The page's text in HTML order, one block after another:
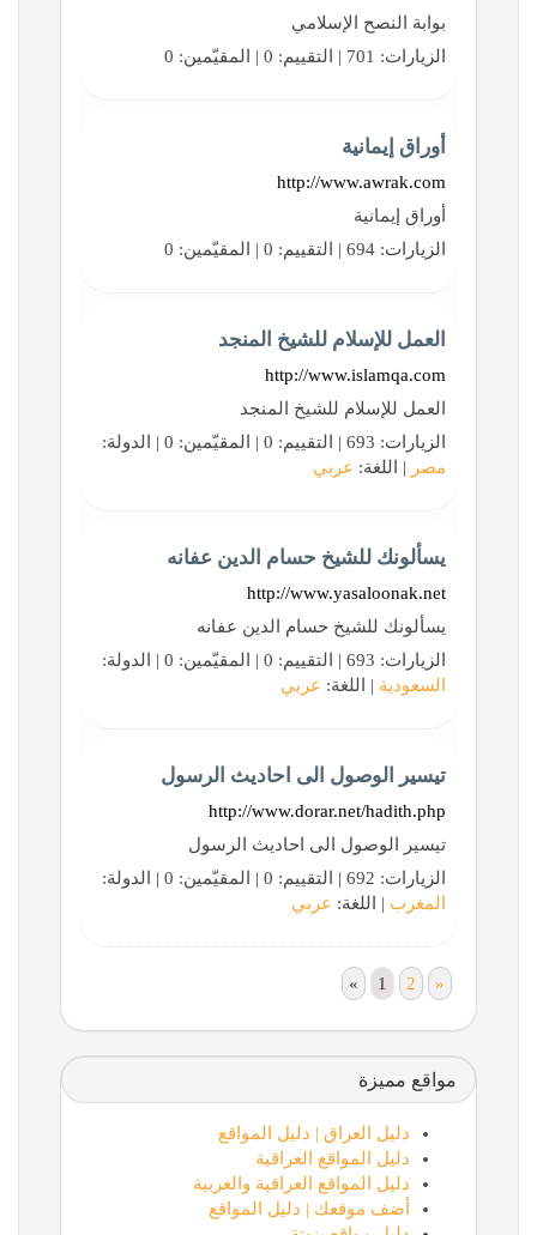
بوابة النصح الإسلامي
الزيارات: 701 | التقييم: 0 | المقيّمين: 0
أوراق إيمانية
http://www.awrak.com
أوراق إيمانية
الزيارات: 694 | التقييم: 0 | المقيّمين: 0
العمل للإسلام للشيخ المنجد
http://www.islamqa.com
العمل للإسلام للشيخ المنجد
الزيارات: 693 | التقييم: 0 | المقيّمين: 0 | الدولة:
مصر | اللغة: عربي
يسألونك للشيخ حسام الدين عفانه
http://www.yasaloonak.net
يسألونك للشيخ حسام الدين عفانه
الزيارات: 693 | التقييم: 0 | المقيّمين: 0 | الدولة:
السعودية | اللغة: عربي
تيسير الوصول الى احاديث الرسول
http://www.dorar.net/hadith.php
تيسير الوصول الى احاديث الرسول
الزيارات: 692 | التقييم: 0 | المقيّمين: 0 | الدولة:
المغرب | اللغة: عربي
« 1 2 »
مواقع مميزة
دليل العراق | دليل المواقع
دليل المواقع العراقية
دليل المواقع العراقية والعربية
أضف موقعك | دليل المواقع